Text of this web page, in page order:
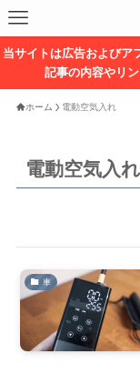
当サイトは広告およびア
記事の内容やリ
ホーム 電動空気入れ
電動空気入れ
車